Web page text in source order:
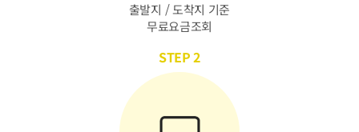
출발지 / 도착지 기준
무료요금조회
STEP 2